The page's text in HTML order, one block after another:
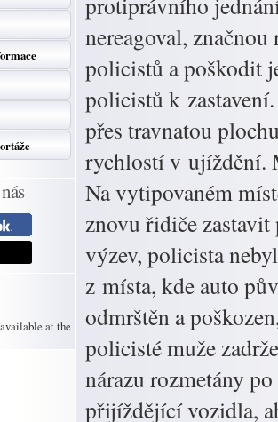
at the
nereagoval,
policistů a poškodit
policistů k
přes travnatou
rychlostí v ujíždění.
Na vytipovaném
znovu řidiče
výzev, policista
z místa, kde auto
odmrštěn a
policisté muže
nárazu rozmetány
přijíždějící vozidla,